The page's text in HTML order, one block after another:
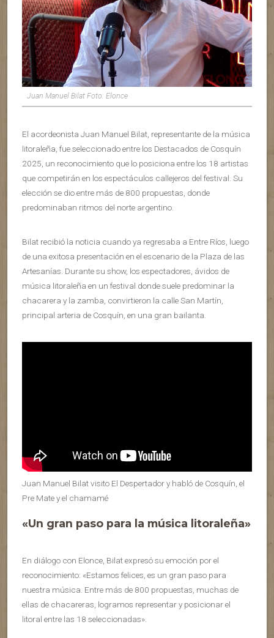
Juan Manuel Bilat Foto: Elonce
El acordeonista Juan Manuel Bilat, representante de la música
litoraleña, fue seleccionado entre los Destacados de Cosquín
2025, un reconocimiento que lo posiciona entre los 18 artistas
que competirán en los espectáculos callejeros del festival. Su
elección se dio entre más de 800 propuestas, donde
predominaban ritmos del norte argentino.
Bilat recibió la noticia cuando ya regresaba a Entre Ríos, luego
de una exitosa presentación en el escenario de la Plaza de las
Artesanías. Durante su show, los espectadores, ávidos de
música litoraleña en un festival donde suele predominar la
chacarera y la zamba, convirtieron la calle San Martín,
principal arteria de Cosquín, en una gran bailanta.
Juan Manuel Bilat visito El Despertador y habló de Cosquín, el
Pre Mate y el chamamé
«Un gran paso para la música litoraleña»
En diálogo con Elonce, Bilat expresó su emoción por el
reconocimiento: «Estamos felices, es un gran paso para
nuestra música. Entre más de 800 propuestas, muchas de
ellas de chacareras, logramos representar y posicionar el
litoral entre las 18 seleccionadas».